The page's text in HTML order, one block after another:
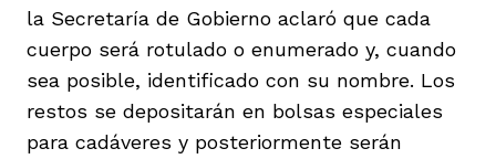
la Secretaría de Gobierno aclaró que cada
cuerpo será rotulado o enumerado y, cuando
sea posible, identificado con su nombre. Los
restos se depositarán en bolsas especiales
para cadáveres y posteriormente serán